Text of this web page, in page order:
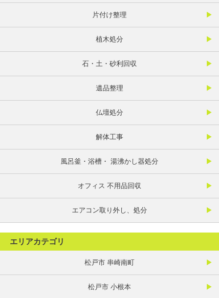
片付け整理
植木処分
石・土・砂利回収
遺品整理
仏壇処分
解体工事
風呂釜・浴槽・ 湯沸かし器処分
オフィス 不用品回収
エアコン取り外し、処分
エリアカテゴリ
松戸市 串崎南町
松戸市 小根本